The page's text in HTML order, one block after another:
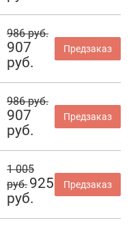
986 руб.
907
руб.
Предзаказ
986 руб.
907
руб.
Предзаказ
1 005
руб. 925
руб.
Предзаказ